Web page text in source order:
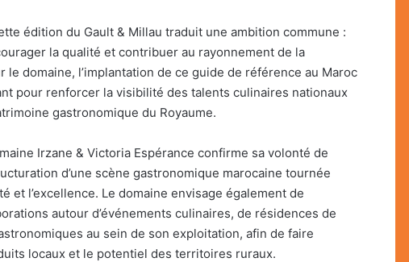
édition du Gault & Millau traduit une ambition commune :
la qualité et contribuer au rayonnement de la
le domaine, l’implantation de ce guide de référence au Maroc
pour renforcer la visibilité des talents culinaires nationaux
gastronomique du Royaume.
Irzane & Victoria Espérance confirme sa volonté de
d’une scène gastronomique marocaine tournée
et l’excellence. Le domaine envisage également de
autour d’événements culinaires, de résidences de
au sein de son exploitation, afin de faire
locaux et le potentiel des territoires ruraux.